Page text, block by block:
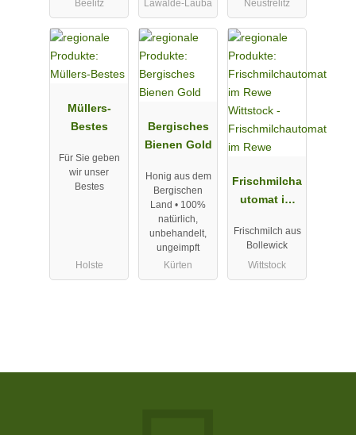
Beelitz Lawalde-Lauba Neustrelitz
Müllers-
Bestes
Für Sie geben
wir unser
Bestes
Holste
Bergisches
Bienen Gold
Honig aus dem
Bergischen
Land • 100%
natürlich,
unbehandelt,
ungeimpft
Kürten
Frischmilcha
utomat im
Frischmilch aus
Bollewick
Wittstock